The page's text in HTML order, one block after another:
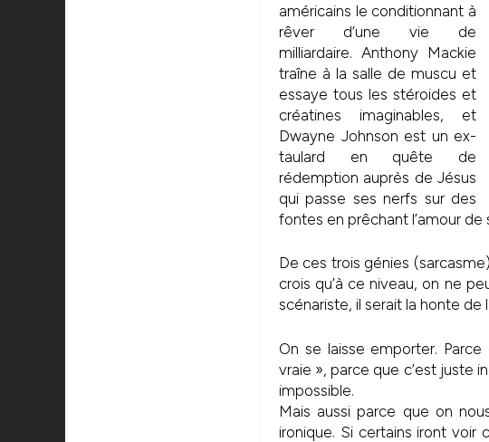
américains le conditionnant à
rêver d’une vie de
milliardaire. Anthony Mackie
traîne à la salle de muscu et
essaye tous les stéroides et
créatines imaginables, et
Dwayne Johnson est un ex-
taulard en quête de
rédemption auprès de Jésus
qui passe ses nerfs sur des
fontes en prêchant l’amour de
De ces trois génies
crois qu’à ce niveau, on ne
scénariste, il serait la honte
On se laisse emporter.
vraie », parce que c’est juste
impossible.
Mais aussi parce que on
ironique. Si certains iront voir